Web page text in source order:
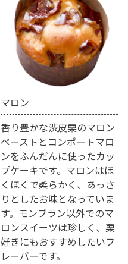
マロン
香り豊かな渋皮栗のマロン
ペーストとコンポートマロ
ンをふんだんに使ったカッ
プケーキです。マロンはほ
くほくで柔らかく、あっさ
りとしたお味となっていま
す。モンブラン以外でのマ
ロンスイーツは珍しく、栗
好きにもおすすめしたいフ
レーバーです。